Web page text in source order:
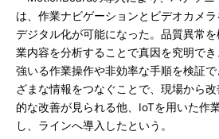
は、作業ナビゲーションとビデオカメ
デジタル化が可能になった。品質異常
業内容を分析することで真因を究明で
強いる作業操作や非効率な手順を検証
ざまな情報をつなぐことで、現場から
的な改善が見られる他、IoTを用いた作
し、ラインへ導入したという。